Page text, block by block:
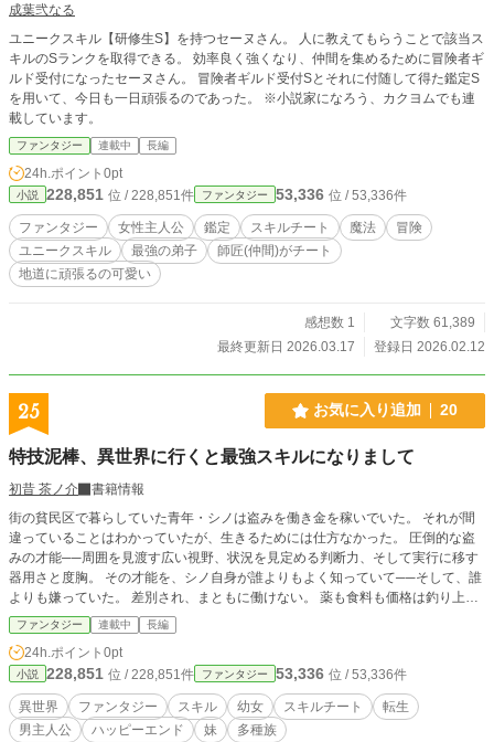
成葉弐なる
ユニークスキル【研修生S】を持つセーヌさん。 人に教えてもらうことで該当ス
キルのSランクを取得できる。 効率良く強くなり、仲間を集めるために冒険者ギ
ルド受付になったセーヌさん。 冒険者ギルド受付Sとそれに付随して得た鑑定S
を用いて、今日も一日頑張るのであった。 ※小説家になろう、カクヨムでも連
載しています。
ファンタジー 連載中 長編
24h.ポイント 0pt
小説 228,851 位 / 228,851件 ファンタジー 53,336 位 / 53,336件
ファンタジー 女性主人公 鑑定 スキルチート 魔法
冒険
ユニークスキル
最強の弟子
師匠(仲間)がチート
地道に頑張るの可愛い
感想数 1
文字数 61,389
最終更新日 2026.03.17
登録日 2026.02.12
25 お気に入り追加 20
特技泥棒、異世界に行くと最強スキルになりまして
初昔 茶ノ介
書籍情報
街の貧民区で暮らしていた青年・シノは盗みを働き金を稼いでいた。 それが間
違っていることはわかっていたが、生きるためには仕方なかった。 圧倒的な盗
みの才能──周囲を見渡す広い視野、状況を見定める判断力、そして実行に移す
器用さと度胸。 その才能を、シノ自身が誰よりもよく知っていて──そして、誰
よりも嫌っていた。 差別され、まともに働けない。 薬も食料も価格は釣り上げ
られ、罪悪感を押し殺して手に入れた金は、病弱な妹の薬ひとつで消えていく。
嫌っていても──シノには、盗む以外に道がなかった。 そして、シノは盗みを働
いたところを捕まり、不慮の事故で命を落としてしまう。 そんなシノが再び目
を開けたら目の前には神を名乗る女性がいて、異世界に行かないかと言われ
て……。 盗みの才能、異世界で覚醒！ 次の人生こそ、この才能で幸せに！ ーー
ーーーーーーーーーーーーーーーー のんびり書いていければと思います。 よか
ったら楽しんでいただけると嬉しいです。
ファンタジー 連載中 長編
24h.ポイント 0pt
小説 228,851 位 / 228,851件 ファンタジー 53,336 位 / 53,336件
異世界 ファンタジー スキル 幼女 スキルチート
転生
男主人公
ハッピーエンド 妹 多種族